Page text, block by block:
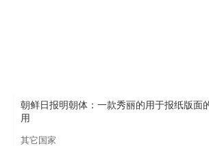
朝鲜日报明朝体：一款秀丽的用于报纸版面
用
其它国家